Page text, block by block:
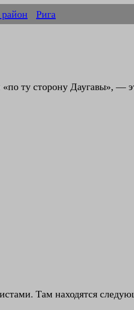
Рига
«по ту сторону Даугавы», —
Там находятся